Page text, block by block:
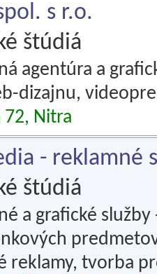
s r.o.
štúdiá
agentúra a
dizajnu,
Nitra
- reklamné
štúdiá
a grafické
reklamy, tvorba